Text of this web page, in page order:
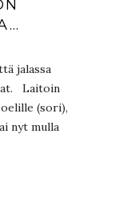
jalassa
Laitoin
(sori),
nyt mulla